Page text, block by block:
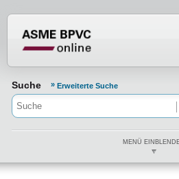
Suche Erweiterte Suche
MENÜ